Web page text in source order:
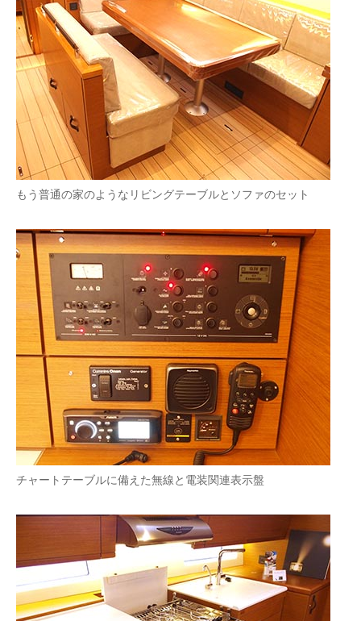
もう普通の家のようなリビングテーブルとソファのセット
チャートテーブルに備えた無線と電装関連表示盤